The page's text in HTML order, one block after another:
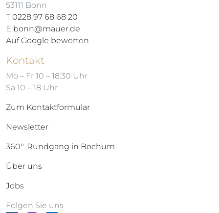
53111 Bonn
T 0228 97 68 68 20
E bonn@mauer.de
Auf Google bewerten
Kontakt
Mo – Fr 10 – 18:30 Uhr
Sa 10 – 18 Uhr
Zum Kontaktformular
Newsletter
360°-Rundgang in Bochum
Über uns
Jobs
Folgen Sie uns